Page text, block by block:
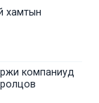
хамтын
компаниуд